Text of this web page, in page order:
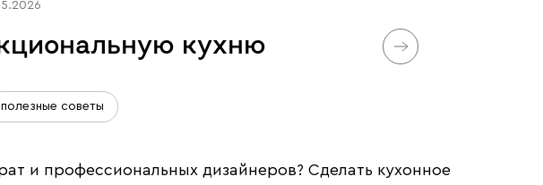
кухню
полезные советы
и профессиональных дизайнеров? Сделать кухонное